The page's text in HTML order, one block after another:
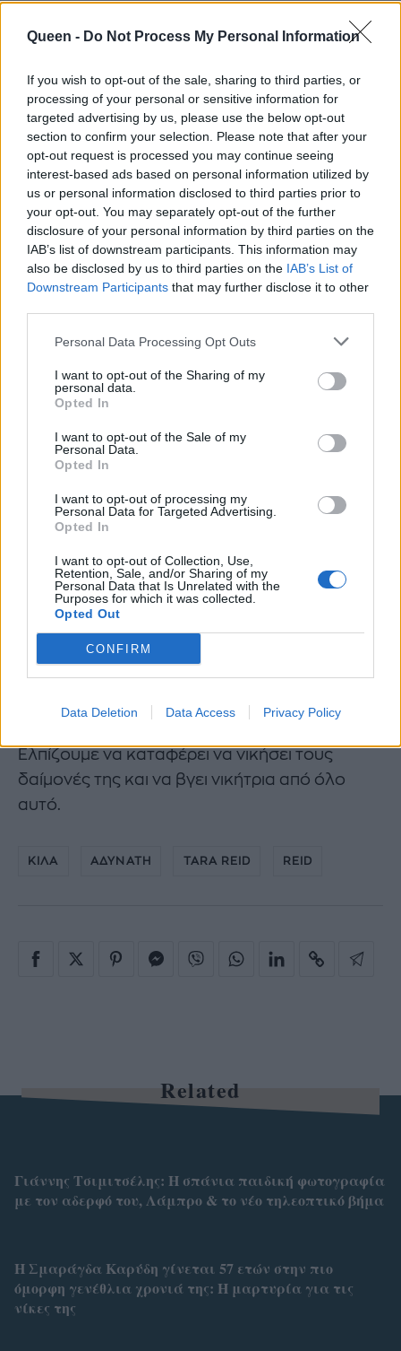
Queen - Do Not Process My Personal Information
If you wish to opt-out of the sale, sharing to third parties, or
processing of your personal or sensitive information for
targeted advertising by us, please use the below opt-out
section to confirm your selection. Please note that after your
opt-out request is processed you may continue seeing
interest-based ads based on personal information utilized by
us or personal information disclosed to third parties prior to
your opt-out. You may separately opt-out of the further
disclosure of your personal information by third parties on the
IAB’s list of downstream participants. This information may
also be disclosed by us to third parties on the IAB’s List of
Downstream Participants that may further disclose it to other
Personal Data Processing Opt Outs
I want to opt-out of the Sharing of my
personal data.
Opted In
I want to opt-out of the Sale of my
Personal Data.
Opted In
I want to opt-out of processing my
Personal Data for Targeted Advertising.
Opted In
I want to opt-out of Collection, Use,
Retention, Sale, and/or Sharing of my
Personal Data that Is Unrelated with the
Purposes for which it was collected.
Opted Out
CONFIRM
Data Deletion Data Access Privacy Policy
Οι paparazzi την συνέλαβαν την περασμένη
Τρίτη στο West Hollywood να γευματίζει παρέα
με έναν φίλο της. Δυστυχώς, χαζεύοντας τις
φωτογραφίες παρατηρήσαμε πως η 39χρονη
Ελπίζουμε να καταφέρει να νικήσει τους
δαίμονές της και να βγει νικήτρια από όλο
αυτό.
ΚΙΛΑ ΑΔΥΝΑΤΗ TARA REID REID
Related
Γιάννης Τσιμιτσέλης: Η σπάνια παιδική φωτογραφία
με τον αδερφό του, Λάμπρο & το νέο τηλεοπτικό βήμα
Η Σμαράγδα Καρύδη γίνεται 57 ετών στην πιο
όμορφη γενέθλια χρονιά της: Η μαρτυρία για τις
νίκες της